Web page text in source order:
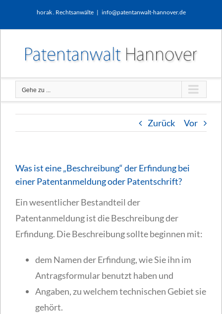
horak . Rechtsanwälte | info@patentanwalt-hannover.de
Gehe zu ...
Zurück Vor
Was ist eine „Beschreibung“ der Erfindung bei
einer Patentanmeldung oder Patentschrift?
Ein wesentlicher Bestandteil der
Patentanmeldung ist die Beschreibung der
Erfindung. Die Beschreibung sollte beginnen mit:
dem Namen der Erfindung, wie Sie ihn im
Antragsformular benutzt haben und
Angaben, zu welchem technischen Gebiet sie
gehört.